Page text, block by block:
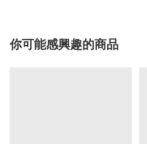
你可能感興趣的商品